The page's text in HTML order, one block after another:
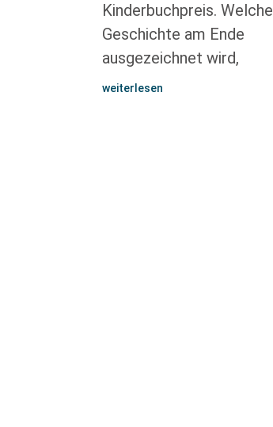
Kinderbuchpreis. Welche
Geschichte am Ende
ausgezeichnet wird,
weiterlesen